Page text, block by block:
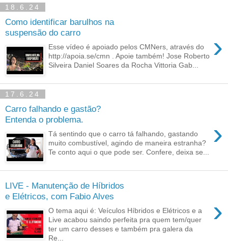
18.6.24
Como identificar barulhos na
suspensão do carro
›
Esse vídeo é apoiado pelos CMNers, através do
http://apoia.se/cmn . Apoie também! Jose Roberto
Silveira Daniel Soares da Rocha Vittoria Gab...
17.6.24
Carro falhando e gastão?
Entenda o problema.
›
Tá sentindo que o carro tá falhando, gastando
muito combustível, agindo de maneira estranha?
Te conto aqui o que pode ser. Confere, deixa se...
LIVE - Manutenção de Híbridos
e Elétricos, com Fabio Alves
›
O tema aqui é: Veículos Híbridos e Elétricos e a
Live acabou saindo perfeita pra quem tem/quer
ter um carro desses e também pra galera da
Re...